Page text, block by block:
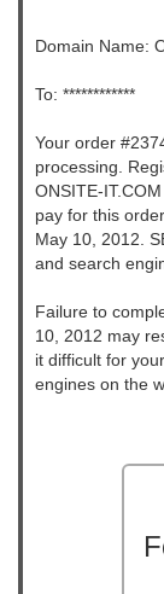
Domain Name:
To: ************
Your order
processing.
ONSITE-
pay for this
May 10, 2012.
and search
Failure to
10, 2012 may
it difficult for
engines on the